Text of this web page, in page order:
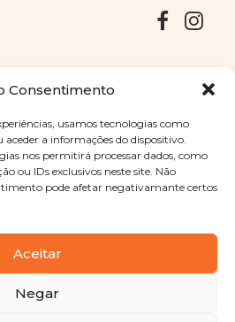
Consentimento
usamos tecnologias como
a informações do dispositivo.
nos permitirá processar dados, como
ou IDs exclusivos neste site. Não
pode afetar negativamante certos
Aceitar
Negar
Santa Clara
. Todos os direitos
|Termos e condições
Branding Agency